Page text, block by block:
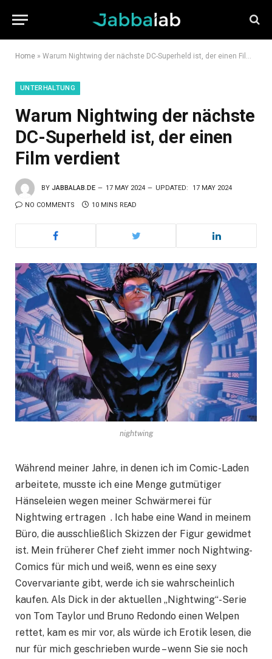
Home » Warum Nightwing der nächste DC-Superheld ist, der einen Film verdient
UNTERHALTUNG
Warum Nightwing der nächste
DC-Superheld ist, der einen
Film verdient
BY JABBALAB.DE 17 MAY 2024 UPDATED: 17 MAY 2024
NO COMMENTS 10 MINS READ
nightwing
Während meiner Jahre, in denen ich im Comic-Laden
arbeitete, musste ich eine Menge gutmütiger
Hänseleien wegen meiner Schwärmerei für
Nightwing ertragen . Ich habe eine Wand in meinem
Büro, die ausschließlich Skizzen der Figur gewidmet
ist. Mein früherer Chef zieht immer noch Nightwing-
Comics für mich und weiß, wenn es eine sexy
Covervariante gibt, werde ich sie wahrscheinlich
kaufen. Als Dick in der aktuellen „Nightwing“-Serie
von Tom Taylor und Bruno Redondo einen Welpen
rettet, kam es mir vor, als würde ich Erotik lesen, die
nur für mich geschrieben wurde – wenn Sie sie noch